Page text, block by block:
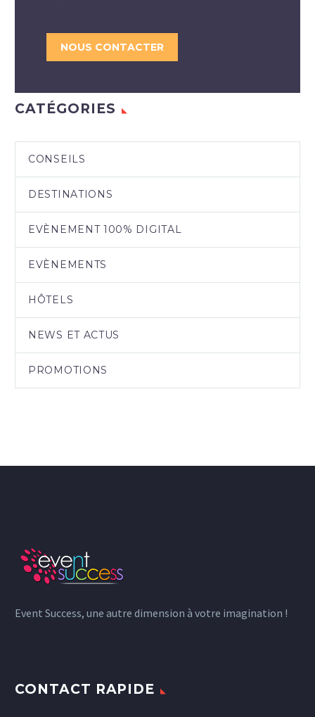
NOUS CONTACTER
CATÉGORIES
CONSEILS
DESTINATIONS
EVÈNEMENT 100% DIGITAL
EVÈNEMENTS
HÔTELS
NEWS ET ACTUS
PROMOTIONS
Event Success, une autre dimension à votre imagination !
CONTACT RAPIDE